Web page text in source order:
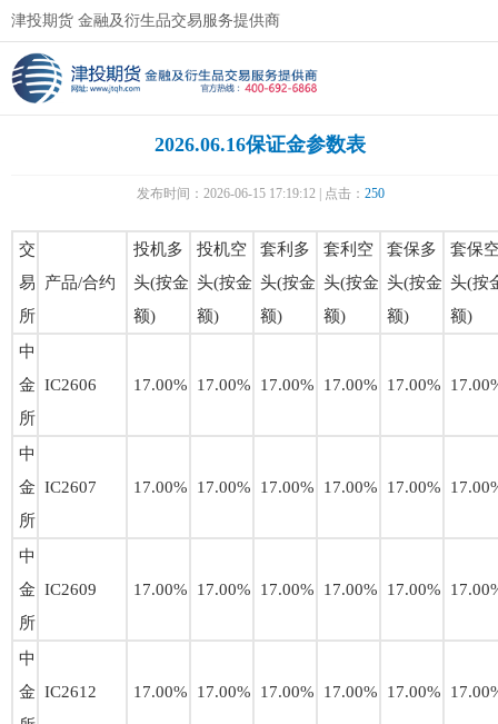
津投期货 金融及衍生品交易服务提供商
2026.06.16保证金参数表
发布时间：2026-06-15 17:19:12 | 点击： 250
交
易
所
产品/合约
投机多
头(按金
额)
投机空
头(按金
额)
套利多
头(按金
额)
套利空
头(按金
额)
套保多
头(按金
额)
套保
头(按
额)
中
金
所
IC2606 17.00% 17.00% 17.00% 17.00% 17.00%
中
金
所
IC2607 17.00% 17.00% 17.00% 17.00% 17.00%
中
金
所
IC2609 17.00% 17.00% 17.00% 17.00% 17.00%
中
金 IC2612 17.00% 17.00% 17.00% 17.00% 17.00%